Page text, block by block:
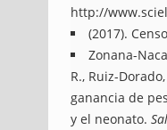
http://
(2017).
Zonana-
R., Ruiz-
ganancia de
y el neonato.